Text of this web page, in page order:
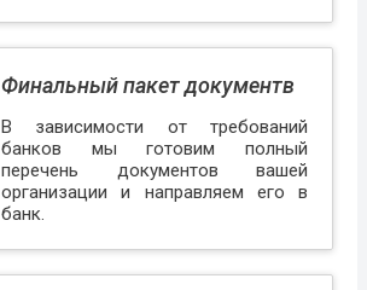
Финальный пакет документв
В зависимости от требований
банков мы готовим полный
перечень документов вашей
организации и направляем его в
банк.